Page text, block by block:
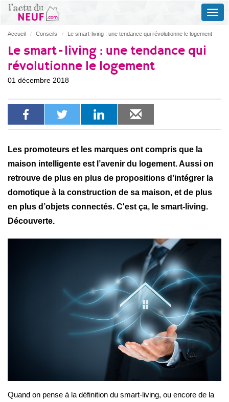
Accueil Conseils Le smart-living : une tendance qui révolutionne le logement
Le smart-living : une tendance qui
révolutionne le logement
01 décembre 2018
Les promoteurs et les marques ont compris que la
maison intelligente est l’avenir du logement. Aussi on
retrouve de plus en plus de propositions d’intégrer la
domotique à la construction de sa maison, et de plus
en plus d’objets connectés. C'est ça, le smart-living.
Découverte.
Quand on pense à la définition du smart-living, ou encore de la